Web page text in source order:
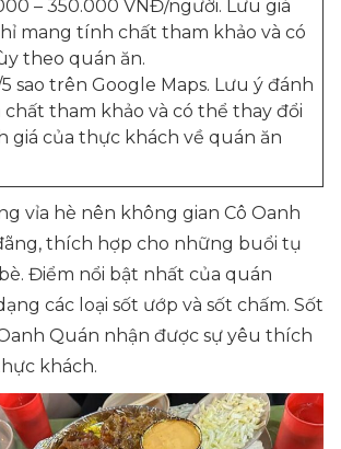
– 350.000 VNĐ/người. Lưu giá
mang tính chất tham khảo và có
theo quán ăn.
5 sao trên Google Maps. Lưu ý đánh
tham khảo và có thể thay đổi
giá của thực khách về quán ăn
vỉa hè nên không gian Cô Oanh
thích hợp cho những buổi tụ
Điểm nổi bật nhất của quán
các loại sốt ướp và sốt chấm. Sốt
Quán nhận được sự yêu thích
khách.